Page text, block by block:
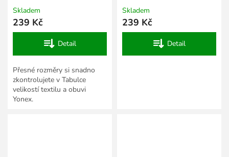
Skladem
239 Kč
Detail
Přesné rozměry si snadno
zkontrolujete v Tabulce
velikostí textilu a obuvi
Yonex.
Skladem
239 Kč
Detail